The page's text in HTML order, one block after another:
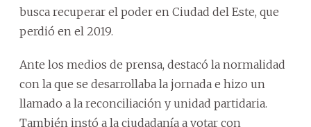
busca recuperar el poder en Ciudad del Este, que
perdió en el 2019.
Ante los medios de prensa, destacó la normalidad
con la que se desarrollaba la jornada e hizo un
llamado a la reconciliación y unidad partidaria.
También instó a la ciudadanía a votar con